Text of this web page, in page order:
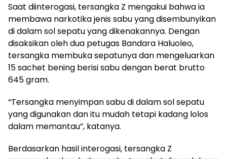
Saat diinterogasi, tersangka Z mengakui bahwa ia
membawa narkotika jenis sabu yang disembunyikan
di dalam sol sepatu yang dikenakannya. Dengan
disaksikan oleh dua petugas Bandara Haluoleo,
tersangka membuka sepatunya dan mengeluarkan
15 sachet bening berisi sabu dengan berat brutto
645 gram.
“Tersangka menyimpan sabu di dalam sol sepatu
yang digunakan dan itu mudah tetapi kadang lolos
dalam memantau”, katanya.
Berdasarkan hasil interogasi, tersangka Z